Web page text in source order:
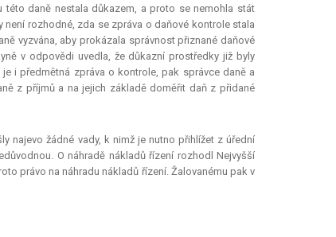
daně nestala důkazem, a proto se nemohla stát
rozhodné, zda se zpráva o daňové kontrole stala
vyzvána, aby prokázala správnost přiznané daňové
v odpovědi uvedla, že důkazní prostředky již byly
i předmětná zpráva o kontrole, pak správce daně a
z příjmů a na jejich základě doměřit daň z přidané
najevo žádné vady, k nimž je nutno přihlížet z úřední
O náhradě nákladů řízení rozhodl Nejvyšší
právo na náhradu nákladů řízení. Žalovanému pak v